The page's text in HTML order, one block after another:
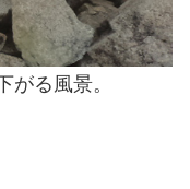
がる風景。